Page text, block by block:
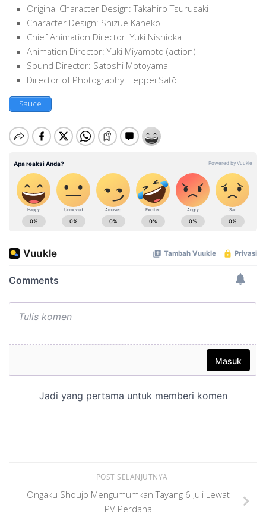
Original Character Design: Takahiro Tsurusaki
Character Design: Shizue Kaneko
Chief Animation Director: Yuki Nishioka
Animation Director: Yuki Miyamoto (action)
Sound Director: Satoshi Motoyama
Director of Photography: Teppei Satō
Sauce
POST SELANJUTNYA
Ongaku Shoujo Mengumumkan Tayang 6 Juli Lewat
PV Perdana